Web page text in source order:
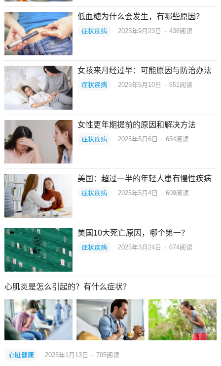
低血糖为什么会发生，有哪些原因？
症状疾病 2025年9月23日 · 438阅读
女孩来月经过早：可能原因与防治办法
症状疾病 2025年5月10日 · 651阅读
女性更年期提前的原因和解决方法
症状疾病 2025年5月6日 · 654阅读
美国：超过一半的年轻人患有慢性疾病
症状疾病 2025年5月4日 · 609阅读
美国10大死亡原因，哪个第一？
症状疾病 2025年3月24日 · 674阅读
心肌炎是怎么引起的？有什么症状？
心脏健康 2025年1月13日 · 705阅读